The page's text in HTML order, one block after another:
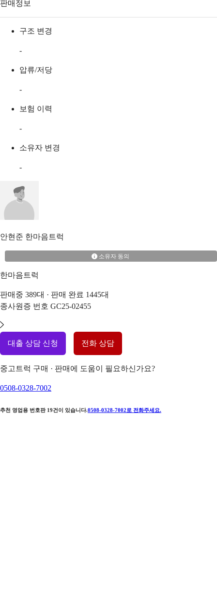
판매정보
구조 변경
-
압류/저당
-
보험 이력
-
소유자 변경
-
안현준 한마음트럭
소유자 동의
한마음트럭
판매중 389대 · 판매 완료 1445대
종사원증 번호 GC25-02455
대출 상담 신청 전화 상담
중고트럭 구매 · 판매에 도움이 필요하신가요?
0508-0328-7002
추천 영업용 번호판 19건이 있습니다.0508-0328-7002 로 전화주세요.